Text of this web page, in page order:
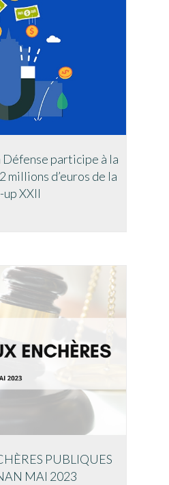
Défense participe à la
millions d’euros de la
XXII
PUBLIQUES
MAI 2023